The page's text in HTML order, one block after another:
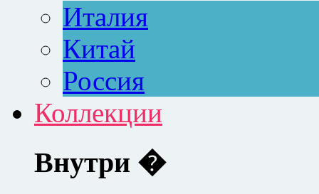
Италия
Китай
Россия
Коллекции
Внутри �